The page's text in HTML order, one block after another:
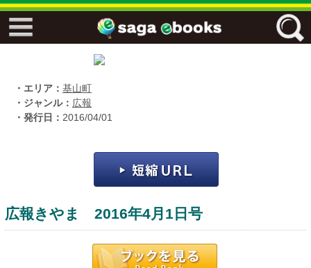
エリア
キーワード
・エリア： 基山町
・ジャンル： 広報
・発行日： 2016/04/01
広報きやま 2016年4月1日号
↓↓ ebooks専用本棚 ↓↓